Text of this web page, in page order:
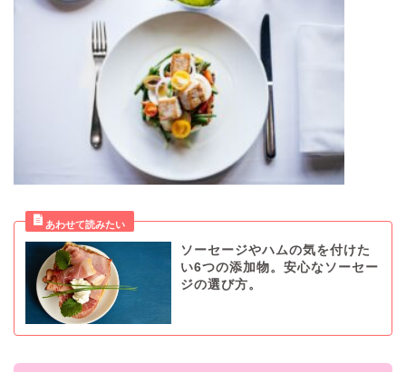
ソーセージやハムの気を付けた
い6つの添加物。安心なソーセー
ジの選び方。